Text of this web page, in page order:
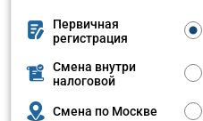
Первичная
регистрация
Смена внутри
налоговой
Смена по Москве